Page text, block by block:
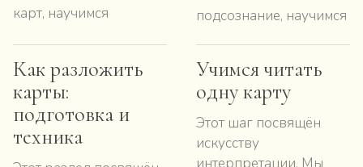
карт, научимся
подсознание, научимся
Как разложить
карты:
подготовка и
техника
Учимся читать
одну карту
Этот шаг посвящён
искусству
интерпретации. Мы